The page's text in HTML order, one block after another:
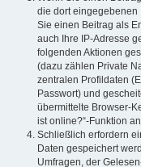
die dort eingegebenen
Sie einen Beitrag als
auch Ihre IP-Adresse
folgenden Aktionen
(dazu zählen Private
zentralen Profildaten
Passwort) und
übermittelte Browser-
ist online?“-Funktion
Schließlich erfordern
Daten gespeichert
Umfragen, der